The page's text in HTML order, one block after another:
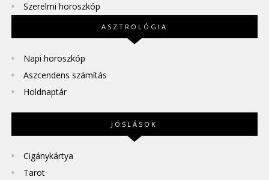
Szerelmi horoszkóp
ASZTROLÓGIA
Napi horoszkóp
Aszcendens számítás
Holdnaptár
JÓSLÁSOK
Cigánykártya
Tarot